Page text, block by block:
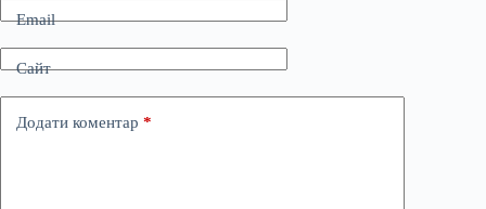
Email
Сайт
Додати коментар *